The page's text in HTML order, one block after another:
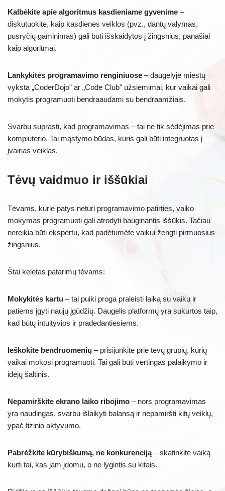
Kalbėkite apie algoritmus kasdieniame gyvenime –
diskutuokite, kaip kasdienės veiklos (pvz., dantų valymas,
pusryčių gaminimas) gali būti išskaidytos į žingsnius, panašiai
kaip algoritmai.
Lankykitės programavimo renginiuose – daugelyje miestų
vyksta „CoderDojo” ar „Code Club” užsiėmimai, kur vaikai gali
mokytis programuoti bendraaudami su bendraamžiais.
Svarbu suprasti, kad programavimas – tai ne tik sėdėjimas prie
kompiuterio. Tai mąstymo būdas, kuris gali būti integruotas į
įvairias veiklas.
Tėvų vaidmuo ir iššūkiai
Tėvams, kurie patys neturi programavimo patirties, vaiko
mokymas programuoti gali atrodyti bauginantis iššūkis. Tačiau
nereikia būti ekspertu, kad padėtumėte vaikui žengti pirmuosius
žingsnius.
Štai keletas patarimų tėvams:
Mokykitės kartu – tai puiki proga praleisti laiką su vaiku ir
patiems įgyti naujų įgūdžių. Daugelis platformų yra sukurtos taip,
kad būtų intuityvios ir pradedantiesiems.
Ieškokite bendruomenių – prisijunkite prie tėvų grupių, kurių
vaikai mokosi programuoti. Tai gali būti vertingas palaikymo ir
idėjų šaltinis.
Nepamirškite ekrano laiko ribojimo – nors programavimas
yra naudingas, svarbu išlaikyti balansą ir nepamiršti kitų veiklų,
ypač fizinio aktyvumo.
Pabrėžkite kūrybiškumą, ne konkurenciją– skatinkite vaiką
kurti tai, kas jam įdomu, o ne lygintis su kitais.